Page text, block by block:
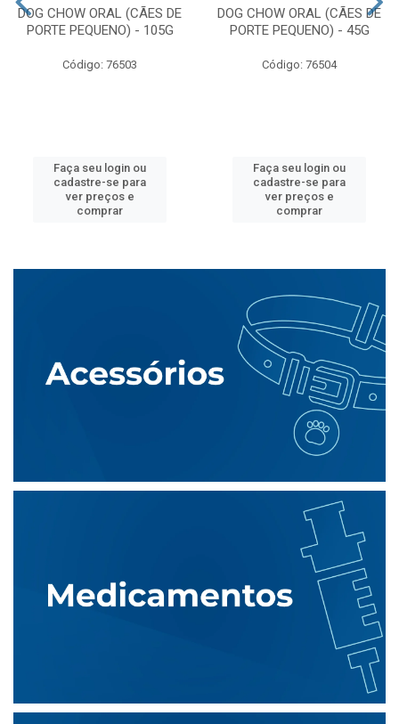
DOG CHOW ORAL (CÃES DE
PORTE PEQUENO) - 105G
Código: 76503
Faça seu login ou
cadastre-se para
ver preços e
comprar
DOG CHOW ORAL (CÃES DE
PORTE PEQUENO) - 45G
Código: 76504
Faça seu login ou
cadastre-se para
ver preços e
comprar